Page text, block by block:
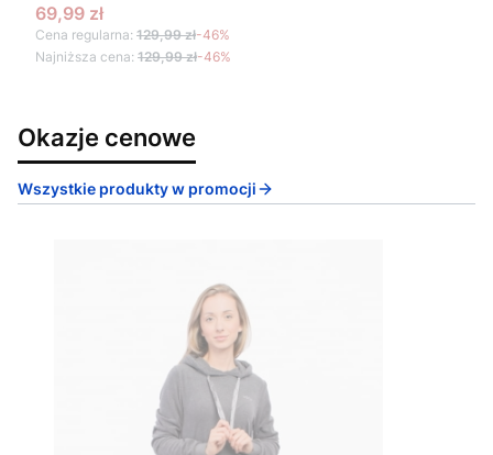
Cena promocyjna
69,99 zł
Cena regularna: 129,99 zł-46%
Najniższa cena: 129,99 zł-46%
Okazje cenowe
Wszystkie produkty w promocji